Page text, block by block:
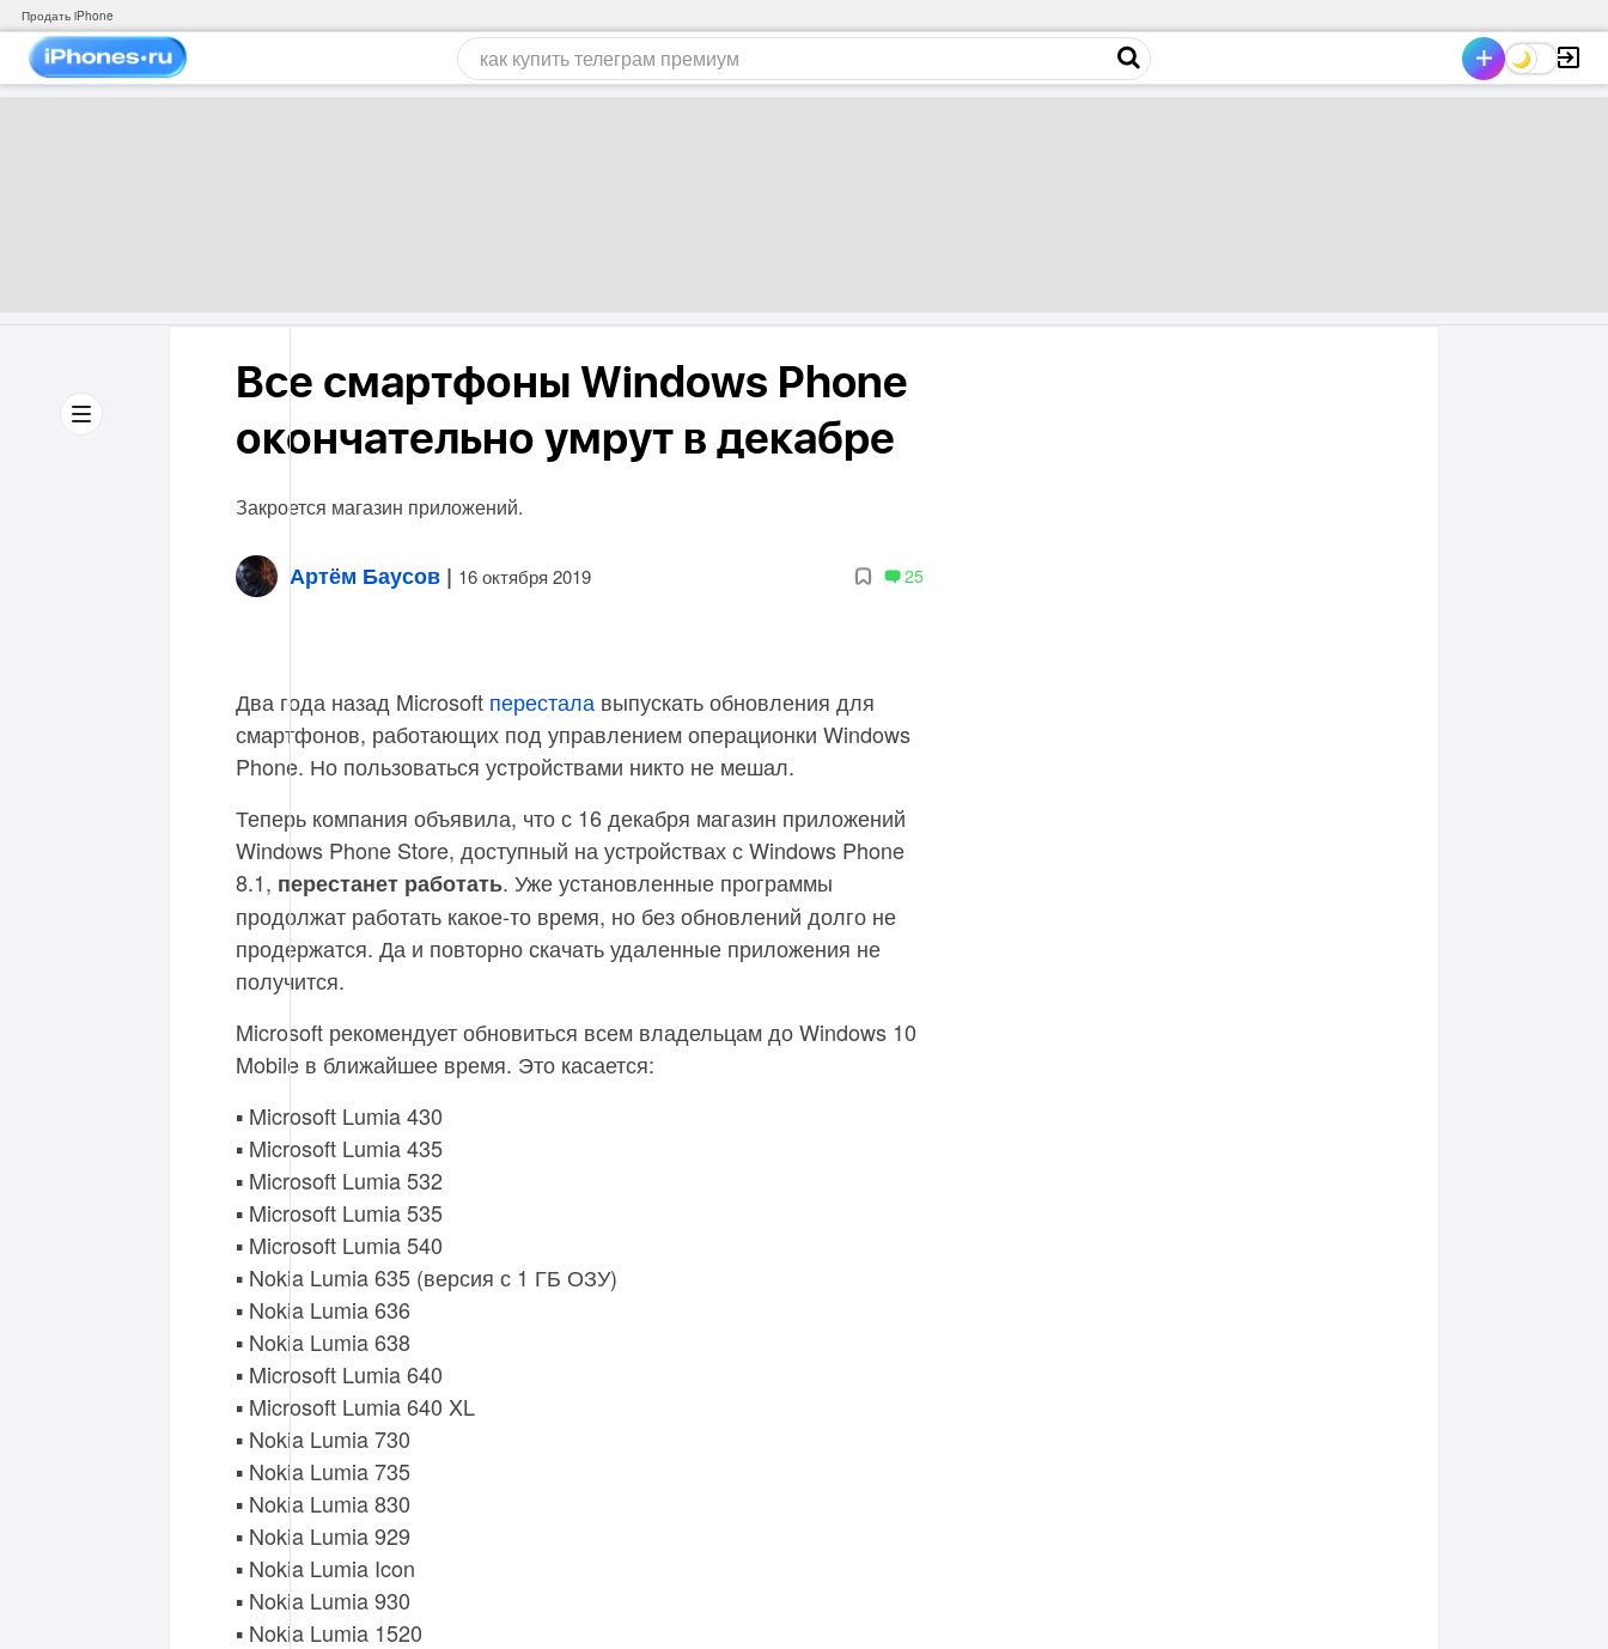
Продать iPhone
Все смартфоны Windows Phone
окончательно умрут в декабре
Закроется магазин приложений.
Артём Баусов | 16 октября 2019 25
Два года назад Microsoft перестала выпускать обновления для
смартфонов, работающих под управлением операционки Windows
Phone. Но пользоваться устройствами никто не мешал.
Теперь компания объявила, что с 16 декабря магазин приложений
Windows Phone Store, доступный на устройствах с Windows Phone
8.1, перестанет работать. Уже установленные программы
продолжат работать какое-то время, но без обновлений долго не
продержатся. Да и повторно скачать удаленные приложения не
получится.
Microsoft рекомендует обновиться всем владельцам до Windows 10
Mobile в ближайшее время. Это касается:
▪️ Microsoft Lumia 430
▪️ Microsoft Lumia 435
▪️ Microsoft Lumia 532
▪️ Microsoft Lumia 535
▪️ Microsoft Lumia 540
▪️ Nokia Lumia 635 (версия с 1 ГБ ОЗУ)
▪️ Nokia Lumia 636
▪️ Nokia Lumia 638
▪️ Microsoft Lumia 640
▪️ Microsoft Lumia 640 XL
▪️ Nokia Lumia 730
▪️ Nokia Lumia 735
▪️ Nokia Lumia 830
▪️ Nokia Lumia 929
▪️ Nokia Lumia Icon
▪️ Nokia Lumia 930
▪️ Nokia Lumia 1520